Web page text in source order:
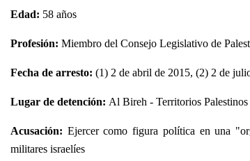
Edad: 58 años
Profesión: Miembro del Consejo Legislativo de
Fecha de arresto: (1) 2 de abril de 2015, (2) 2 de
Lugar de detención: Al Bireh - Territorios Palestinos
Acusación: Ejercer como figura política en una
militares israelíes